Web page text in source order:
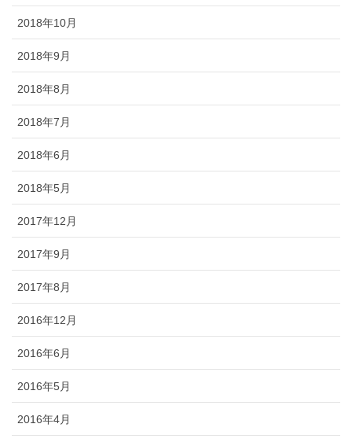
2018年10月
2018年9月
2018年8月
2018年7月
2018年6月
2018年5月
2017年12月
2017年9月
2017年8月
2016年12月
2016年6月
2016年5月
2016年4月